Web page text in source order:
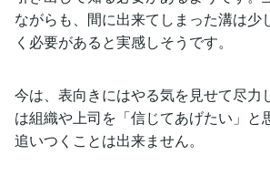
ながらも、間に出来てしまった溝は少
く必要があると実感しそうです。
今は、表向きにはやる気を見せて尽力
は組織や上司を「信じてあげたい」と
追いつくことは出来ません。